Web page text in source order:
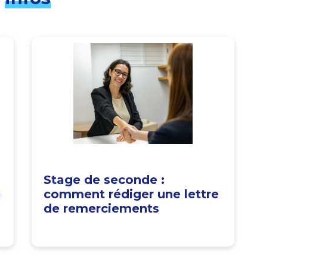
Stage de seconde :
comment rédiger une lettre
de remerciements